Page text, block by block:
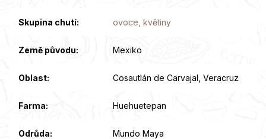
Skupina chutí: ovoce, květiny
Země původu: Mexiko
Oblast: Cosautlán de Carvajal, Veracruz
Farma: Huehuetepan
Odrůda: Mundo Maya